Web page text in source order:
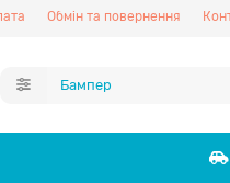
Обмін та повернення